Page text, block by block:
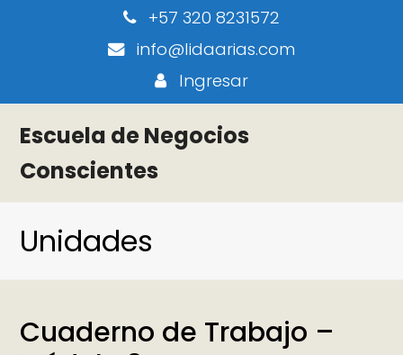
+57 320 8231572
info@lidaarias.com
Ingresar
Escuela de Negocios
Conscientes
Unidades
Cuaderno de Trabajo –